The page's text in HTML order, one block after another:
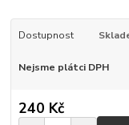
Dostupnost
Nejsme plátci DPH
240 Kč